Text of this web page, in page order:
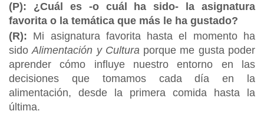
(P): ¿Cuál es -o cuál ha sido- la asignatura
favorita o la temática que más le ha gustado?
(R): Mi asignatura favorita hasta el momento ha
sidoAlimentación y Culturaporque me gusta poder
aprender cómo influye nuestro entorno en las
decisiones que tomamos cada día en la
alimentación, desde la primera comida hasta la
última.